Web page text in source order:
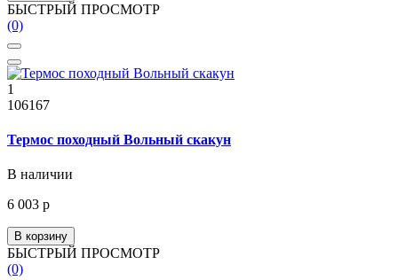
БЫСТРЫЙ ПРОСМОТР
(0)
1
106167
Термос походный Вольный скакун
В наличии
6 003 р
В корзину
БЫСТРЫЙ ПРОСМОТР
(0)